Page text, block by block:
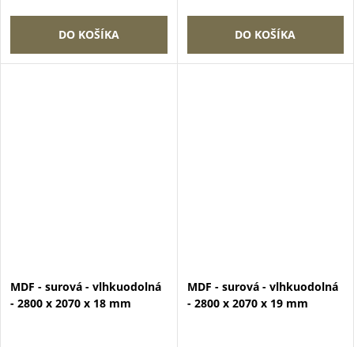
DO KOŠÍKA DO KOŠÍKA
MDF - surová - vlhkuodolná
- 2800 x 2070 x 18 mm
MDF - surová - vlhkuodolná
- 2800 x 2070 x 19 mm